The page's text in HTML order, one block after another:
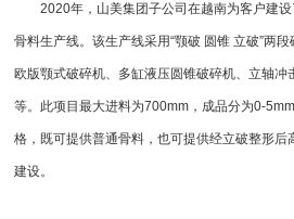
2020年，山美集团子公司在越南为客户建设
骨料生产线。该生产线采用“颚破 圆锥 立破”两
欧版颚式破碎机、多缸液压圆锥破碎机、立轴冲
等。此项目最大进料为700mm，成品分为0-
格，既可提供普通骨料，也可提供经立破整形后
建设。